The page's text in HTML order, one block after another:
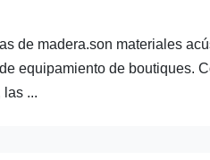
de madera.son materiales
equipamiento de boutiques.
las ...